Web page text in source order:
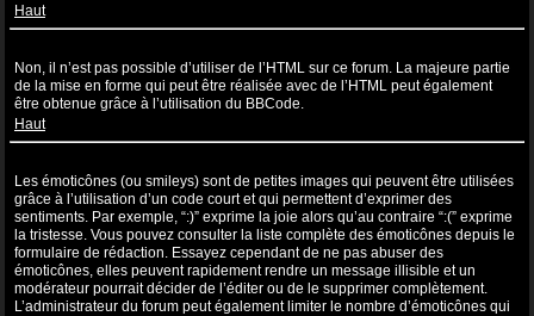
Haut
Non, il n’est pas possible d’utiliser de l’HTML sur ce forum. La majeure partie
de la mise en forme qui peut être réalisée avec de l’HTML peut également
être obtenue grâce à l’utilisation du BBCode.
Haut
Les émoticônes (ou smileys) sont de petites images qui peuvent être utilisées
grâce à l’utilisation d’un code court et qui permettent d’exprimer des
sentiments. Par exemple, “:)” exprime la joie alors qu’au contraire “:(” exprime
la tristesse. Vous pouvez consulter la liste complète des émoticônes depuis le
formulaire de rédaction. Essayez cependant de ne pas abuser des
émoticônes, elles peuvent rapidement rendre un message illisible et un
modérateur pourrait décider de l’éditer ou de le supprimer complètement.
L’administrateur du forum peut également limiter le nombre d’émoticônes qui